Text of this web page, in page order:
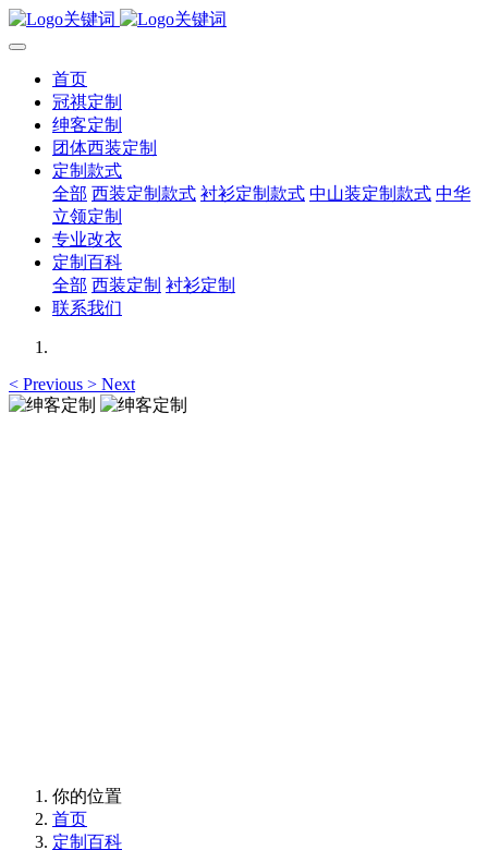
首页
冠祺定制
绅客定制
团体西装定制
定制款式
全部 西装定制款式 衬衫定制款式 中山装定制款式 中华
立领定制
专业改衣
定制百科
全部 西装定制 衬衫定制
联系我们
< Previous > Next
你的位置
首页
定制百科